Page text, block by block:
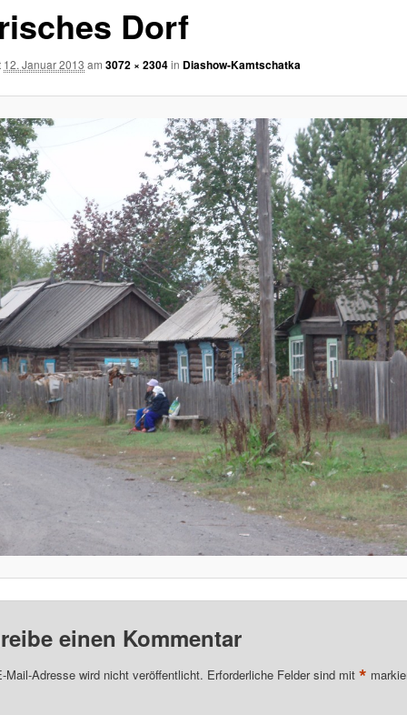
Dorf
12. Januar 2013 am3072 × 2304in Diashow-Kamtschatka
einen Kommentar
Mail-Adresse wird nicht veröffentlicht. Erforderliche Felder sind mit *